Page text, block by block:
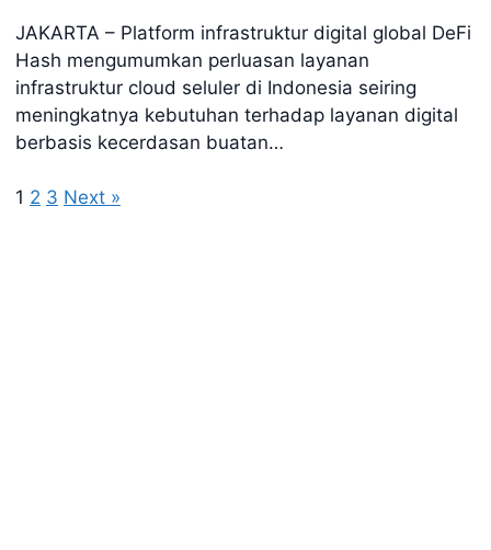
JAKARTA – Platform infrastruktur digital global DeFi
Hash mengumumkan perluasan layanan
infrastruktur cloud seluler di Indonesia seiring
meningkatnya kebutuhan terhadap layanan digital
berbasis kecerdasan buatan…
1 2 3 Next »